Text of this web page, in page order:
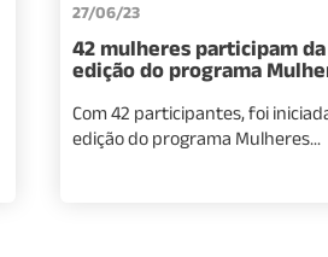
27/06/23
42 mulheres participam
edição do programa
Com 42 participantes, foi
edição do programa Mulheres...